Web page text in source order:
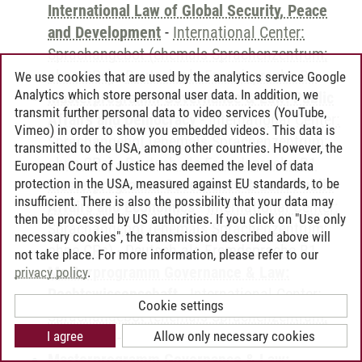
International Law of Global Security, Peace
and Development - International Center:
Sprachangebot (ehemals Sprachenzentrum;
ohne CPs)- Deutsch als Fremdsprache B1
Masterprogramm Governance & Law: Public
Affairs and Democracy-International Center:
Sprachangebot (ehemals Sprachenzentrum;
ohne CPs)-Deutsch als Fremdsprache B1
Masterprogramm Governance & Law: Public
Affairs and Economics-International Center:
Sprachangebot (ehemals Sprachenzentrum;
ohne CPs)-Deutsch als Fremdsprache B1
Masterprogramm Governance & Law:
Rechtswissenschaft-International Center:
Sprachangebot (ehemals Sprachenzentrum;
ohne CPs)
Deutsch als Fremdsprache B1
We use cookies that are used by the analytics service Google
Analytics which store personal user data. In addition, we
transmit further personal data to video services (YouTube,
Vimeo) in order to show you embedded videos. This data is
transmitted to the USA, among other countries. However, the
European Court of Justice has deemed the level of data
protection in the USA, measured against EU standards, to be
insufficient. There is also the possibility that your data may
then be processed by US authorities. If you click on "Use only
necessary cookies", the transmission described above will
not take place. For more information, please refer to our
privacy policy.
Cookie settings
Allow only necessary cookies
I agree